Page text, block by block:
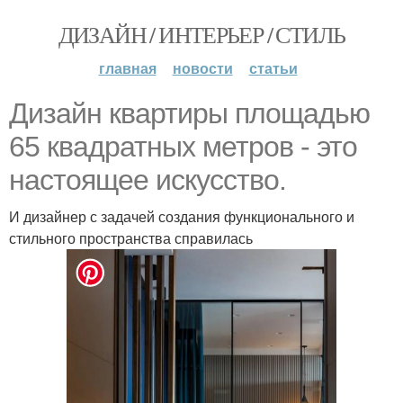
ДИЗАЙН / ИНТЕРЬЕР / СТИЛЬ
главная новости статьи
Дизайн квартиры площадью
65 квадратных метров - это
настоящее искусство.
И дизайнер с задачей создания функционального и
стильного пространства справилась